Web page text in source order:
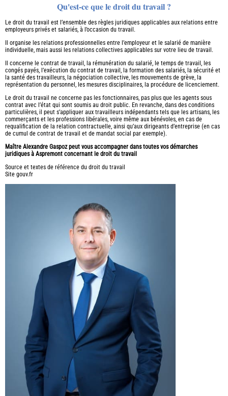
Qu'est-ce que le droit du travail ?
Le droit du travail est l’ensemble des règles juridiques applicables aux relations entre
employeurs privés et salariés, à l’occasion du travail.
Il organise les relations professionnelles entre l’employeur et le salarié de manière
individuelle, mais aussi les relations collectives applicables sur votre lieu de travail.
Il concerne le contrat de travail, la rémunération du salarié, le temps de travail, les
congés payés, l’exécution du contrat de travail, la formation des salariés, la sécurité et
la santé des travailleurs, la négociation collective, les mouvements de grève, la
représentation du personnel, les mesures disciplinaires, la procédure de licenciement.
Le droit du travail ne concerne pas les fonctionnaires, pas plus que les agents sous
contrat avec l’état qui sont soumis au droit public. En revanche, dans des conditions
particulières, il peut s’appliquer aux travailleurs indépendants tels que les artisans, les
commerçants et les professions libérales, voire même aux bénévoles, en cas de
requalification de la relation contractuelle, ainsi qu’aux dirigeants d’entreprise (en cas
de cumul de contrat de travail et de mandat social par exemple).
Maître Alexandre Gaspoz peut vous accompagner dans toutes vos démarches
juridiques à Aspremont concernant le droit du travail
Source et textes de référence du droit du travail
Site gouv.fr